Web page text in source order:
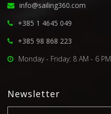
info@sailing360.com
+385 1 4645 049
+385 98 868 223
Monday - Friday: 8 AM - 6 PM
Newsletter